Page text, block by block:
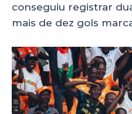
conseguiu registrar
mais de dez gols